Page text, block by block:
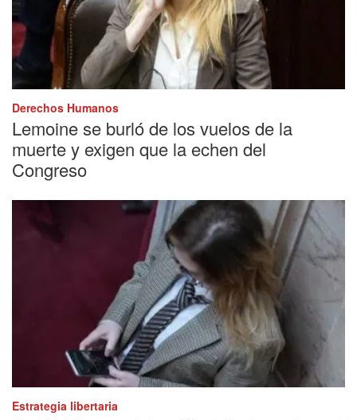
Derechos Humanos
Lemoine se burló de los vuelos de la
muerte y exigen que la echen del
Congreso
Estrategia libertaria